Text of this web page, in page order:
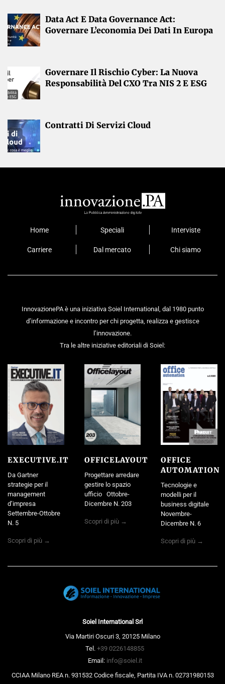
Data Act E Data Governance Act:
Governare L’economia Dei Dati In Europa
Governare Il Rischio Cyber: La Nuova
Responsabilità Del CXO Tra NIS 2 E ESG
Contratti Di Servizi Cloud
Home Speciali Interviste
Carriere Dal mercato Chi siamo
InnovazionePA è una iniziativa Soiel International, dal 1980 punto
d’informazione e incontro per chi progetta, realizza e gestisce
l’innovazione.
Tra le altre iniziative editoriali di Soiel:
EXECUTIVE.IT
Da Gartner
strategie per il
management
d’impresa
Settembre-Ottobre
N. 5
Scopri di più →
OFFICELAYOUT
Progettare arredare
gestire lo spazio
ufficio Ottobre-
Dicembre N. 203
Scopri di più →
OFFICE
AUTOMATION
Tecnologie e
modelli per il
business digitale
Novembre-
Dicembre N. 6
Scopri di più →
Soiel International Srl
Via Martiri Oscuri 3, 20125 Milano
Tel. +39 0226148855
Email: info@soiel.it
CCIAA Milano REA n. 931532 Codice fiscale, Partita IVA n. 02731980153